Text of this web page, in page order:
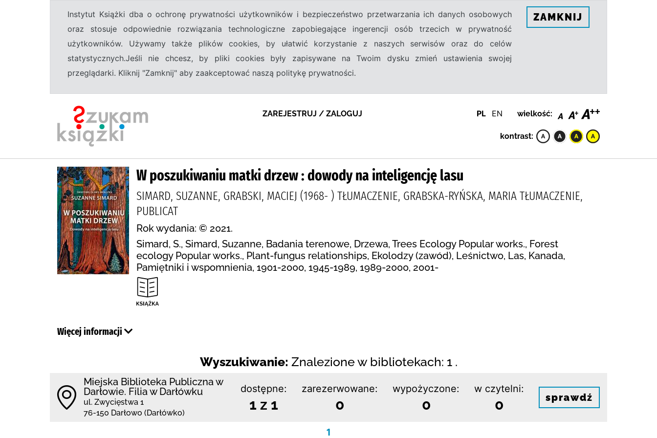
Instytut Książki dba o ochronę prywatności użytkowników i bezpieczeństwo przetwarzania ich danych osobowych
oraz stosuje odpowiednie rozwiązania technologiczne zapobiegające ingerencji osób trzecich w prywatność
użytkowników. Używamy także plików cookies, by ułatwić korzystanie z naszych serwisów oraz do celów
statystycznych.Jeśli nie chcesz, by pliki cookies były zapisywane na Twoim dysku zmień ustawienia swojej
przeglądarki. Kliknij "Zamknij" aby zaakceptować naszą politykę prywatności.
ZAMKNIJ
ZAREJESTRUJ / ZALOGUJ PL EN wielkość:
kontrast:
W poszukiwaniu matki drzew : dowody na inteligencję lasu
SIMARD, SUZANNE, GRABSKI, MACIEJ (1968- ) TŁUMACZENIE, GRABSKA-RYŃSKA, MARIA TŁUMACZENIE,
PUBLICAT
Rok wydania: © 2021.
Simard, S., Simard, Suzanne, Badania terenowe, Drzewa, Trees Ecology Popular works., Forest
ecology Popular works., Plant-fungus relationships, Ekolodzy (zawód), Leśnictwo, Las, Kanada,
Pamiętniki i wspomnienia, 1901-2000, 1945-1989, 1989-2000, 2001-
Więcej informacji
Wyszukiwanie: Znalezione w bibliotekach: 1 .
Miejska Biblioteka Publiczna w
Darłowie. Filia w Darłówku
ul. Zwycięstwa 1
76-150 Darłowo (Darłówko)
dostępne:
1 z 1
zarezerwowane:
0
wypożyczone:
0
w czytelni:
0 sprawdź
1